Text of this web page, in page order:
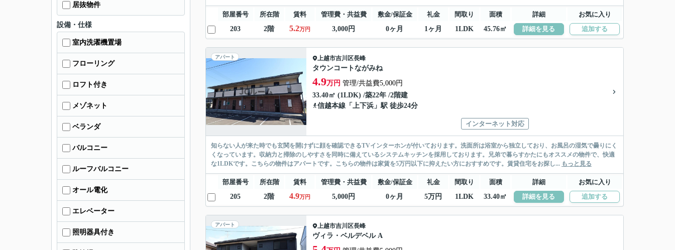
部屋番号 所在階 賃料 管理費・共益費 敷金/保証金 礼金 間取り 面積 詳細
お気に入り
203
2階 5.2万円 3,000円 0ヶ月 1ヶ月 1LDK 45.76㎡ 詳細を見る 追加する
アパート 上越市吉川区長峰
タウンコートながみね
4.9万円 管理/共益費5,000円
33.40㎡ (1LDK) /築22年 /2階建
信越本線 「 上下浜 」駅 徒歩24分
インターネット対応
知らない人が来た時でも玄関を開けずに顔を確認できるTVインターホンが付いております。洗面所は浴室から独立しており、お風呂の湿気で曇りにく
くなっています。収納力と掃除のしやすさを同時に備えているシステムキッチンを採用しております。兄弟で暮らすかたにもオススメの物件で、快適
な1LDKです。こちらの物件はアパートです。こちらの物件は家賃を5万円以下に抑えたい方におすすめです。賃貸住宅をお探し... もっと見る
部屋番号 所在階 賃料 管理費・共益費 敷金/保証金 礼金 間取り 面積 詳細
お気に入り
205
2階 4.9万円 5,000円 0ヶ月 5万円 1LDK 33.40㎡ 詳細を見る 追加する
アパート 上越市吉川区長峰
ヴィラ・ベルデベル A
居抜物件
設備・仕様
室内洗濯機置場
フローリング
ロフト付き
メゾネット
ベランダ
バルコニー
ルーフバルコニー
オール電化
エレベーター
照明器具付き